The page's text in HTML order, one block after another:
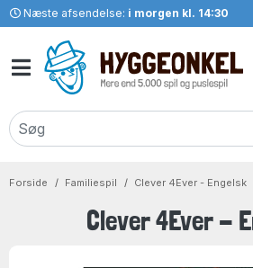
Næste afsendelse: i morgen kl. 14:30
Forside Familiespil Clever 4Ever - Engelsk
Clever 4Ever -